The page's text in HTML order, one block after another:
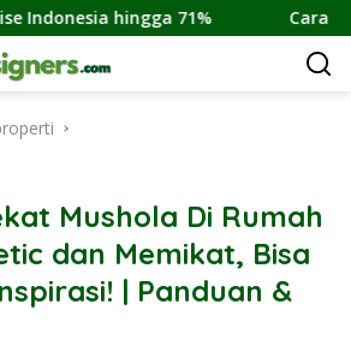
Cara Membeli Rumah Indent
Mushola Di Rumah
dan Memikat, Bisa
| Panduan &